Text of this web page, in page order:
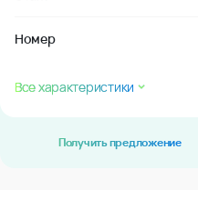
Номер
Все характеристики
Получить предложение